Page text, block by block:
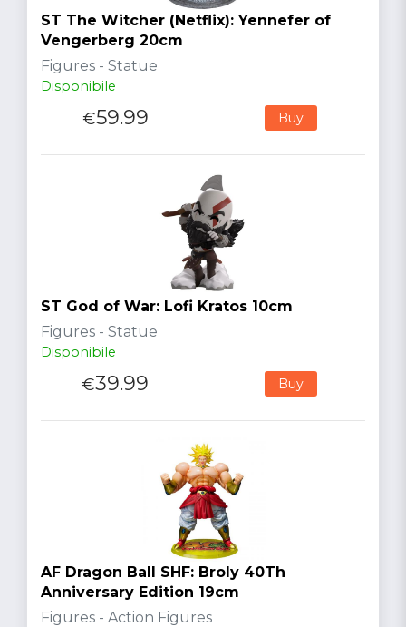
ST The Witcher (Netflix): Yennefer of
Vengerberg 20cm
Figures - Statue
Disponibile
€59.99 Buy
ST God of War: Lofi Kratos 10cm
Figures - Statue
Disponibile
€39.99 Buy
AF Dragon Ball SHF: Broly 40Th
Anniversary Edition 19cm
Figures - Action Figures